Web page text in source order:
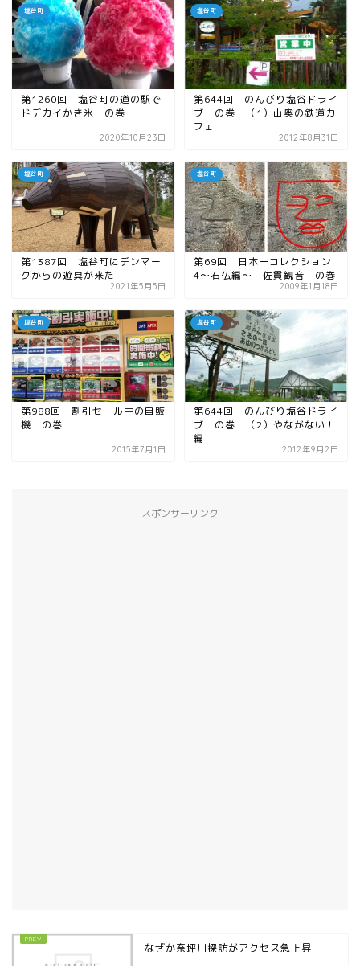
塩谷町
第1260回 塩谷町の道の駅で
ドデカイかき氷 の巻
2020年10月23日
塩谷町
第644回 のんびり塩谷ドライ
ブ の巻 （1）山奥の鉄道カ
フェ
2012年8月31日
塩谷町
第1387回 塩谷町にデンマー
クからの遊具が来た
2021年5月5日
塩谷町
第69回 日本一コレクション
4〜石仏編〜 佐貫観音 の巻
2009年1月18日
塩谷町
第988回 割引セール中の自販
機 の巻
2015年7月1日
塩谷町
第644回 のんびり塩谷ドライ
ブ の巻 （2）やながない！
編
2012年9月2日
スポンサーリンク
なぜか奈坪川探訪がアクセス急上昇